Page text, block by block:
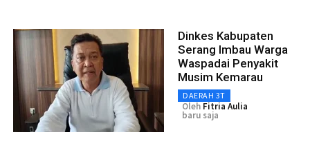
Dinkes Kabupaten
Serang Imbau Warga
Waspadai Penyakit
Musim Kemarau
DAERAH 3T
Oleh Fitria Aulia
baru saja